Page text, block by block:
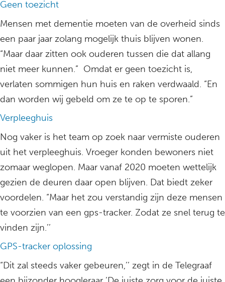
Geen toezicht
Mensen met dementie moeten van de overheid sinds
een paar jaar zolang mogelijk thuis blijven wonen.
“Maar daar zitten ook ouderen tussen die dat allang
niet meer kunnen.” Omdat er geen toezicht is,
verlaten sommigen hun huis en raken verdwaald. “En
dan worden wij gebeld om ze te op te sporen.”
Verpleeghuis
Nog vaker is het team op zoek naar vermiste ouderen
uit het verpleeghuis. Vroeger konden bewoners niet
zomaar weglopen. Maar vanaf 2020 moeten wettelijk
gezien de deuren daar open blijven. Dat biedt zeker
voordelen. “Maar het zou verstandig zijn deze mensen
te voorzien van een gps-tracker. Zodat ze snel terug te
vinden zijn.’’
GPS-tracker oplossing
“Dit zal steeds vaker gebeuren,’’ zegt in de Telegraaf